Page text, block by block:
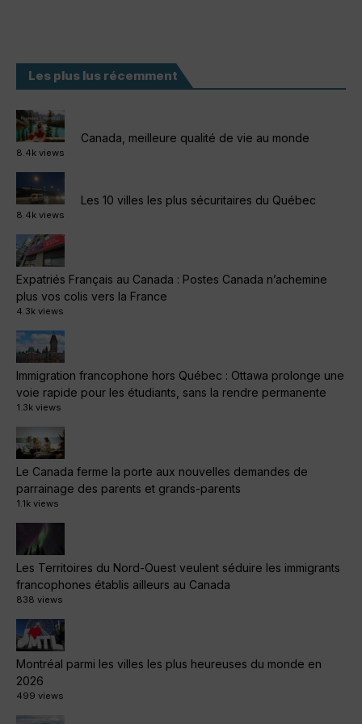
Les plus lus récemment
Canada, meilleure qualité de vie au monde
8.4k views
Les 10 villes les plus sécuritaires du Québec
8.4k views
Expatriés Français au Canada : Postes Canada n’achemine
plus vos colis vers la France
4.3k views
Immigration francophone hors Québec : Ottawa prolonge une
voie rapide pour les étudiants, sans la rendre permanente
1.3k views
Le Canada ferme la porte aux nouvelles demandes de
parrainage des parents et grands-parents
1.1k views
Les Territoires du Nord-Ouest veulent séduire les immigrants
francophones établis ailleurs au Canada
838 views
Montréal parmi les villes les plus heureuses du monde en
2026
499 views